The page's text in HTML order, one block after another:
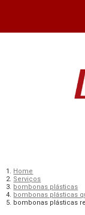
Home
Serviços
bombonas plásticas
bombonas plásticas
bombonas plásticas